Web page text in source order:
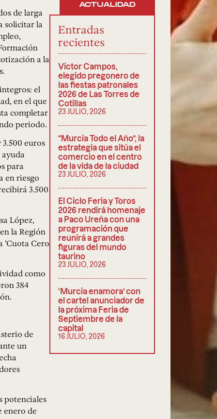
de larga
solicitar la
a la
el
en el que
completar
periodo.
euros
para
en riesgo
3.500
López,
la Región
Cero
como
384
de
un
potenciales
enero de
ACTUALIDAD
Entradas
recientes
Víctor Campos,
elegido pregonero de
las fiestas patronales
2026 de Las Torres de
Cotillas
23 JULIO, 2026
“Murcia Todo el Año”, la
estrategia que sitúa el
comercio en el centro
de la vida de la ciudad
23 JULIO, 2026
El Ciclo Feria y Toros
2026 rendirá homenaje
a Paco Ureña con una
programación que
reunirá a grandes
figuras del mundo
taurino
23 JULIO, 2026
‘Murcia enamora’ con
el cartel anunciador de
la próxima Feria de
Septiembre de la
capital
16 JULIO, 2026